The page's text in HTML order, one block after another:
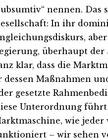
nennen.
In ihr
überhaupt
klar, dass die
dessen Maßnahmen
gesetzte
Unterordnung führt
wie jeder
– wir sehen